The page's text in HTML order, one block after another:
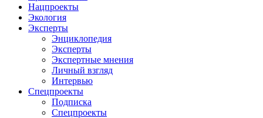
Нацпроекты
Экология
Эксперты
Энциклопедия
Эксперты
Экспертные мнения
Личный взгляд
Интервью
Спецпроекты
Подписка
Спецпроекты